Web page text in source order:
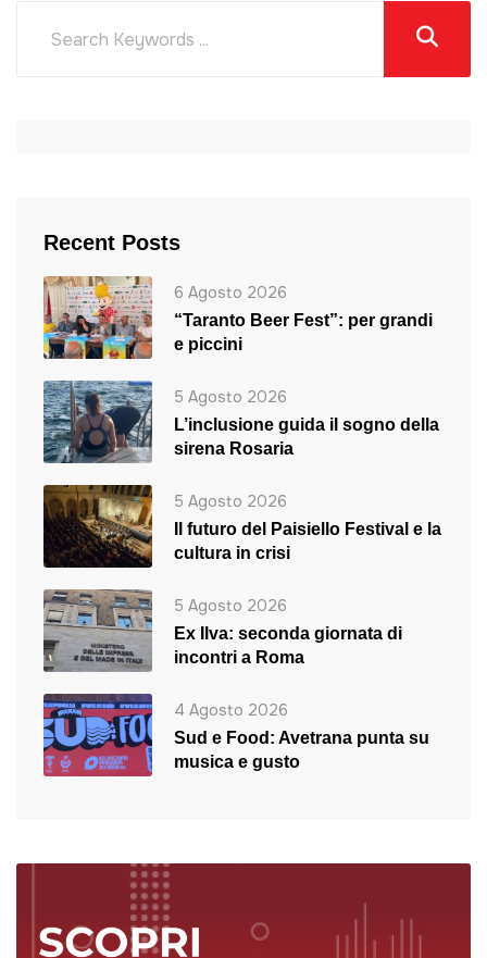
Recent Posts
6 Agosto 2026
“Taranto Beer Fest”: per grandi
e piccini
5 Agosto 2026
L’inclusione guida il sogno della
sirena Rosaria
5 Agosto 2026
Il futuro del Paisiello Festival e la
cultura in crisi
5 Agosto 2026
Ex Ilva: seconda giornata di
incontri a Roma
4 Agosto 2026
Sud e Food: Avetrana punta su
musica e gusto